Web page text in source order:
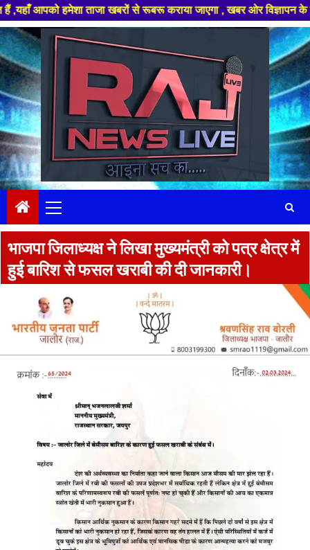
हमेशा ताजा खबरों से रूबरू कराया जाएगा , खबर ओर विज्ञापन के लिए
Skip
to
content
Menu
भाजपा जिलाध्यक्ष ने लिखा मुख्यमंत्री को पत्र क्षेत्र में
हुई बारिश से फसल खराबी की दी जानकारी।